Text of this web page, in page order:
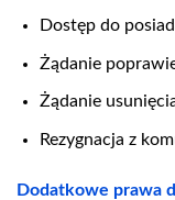
Dostęp do
Żądanie
Żądanie
Rezygnacja z
Dodatkowe prawa